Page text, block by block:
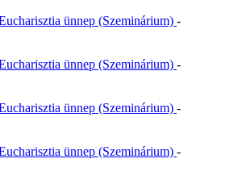
ünnep (Szeminárium) -
ünnep (Szeminárium) -
ünnep (Szeminárium) -
ünnep (Szeminárium) -